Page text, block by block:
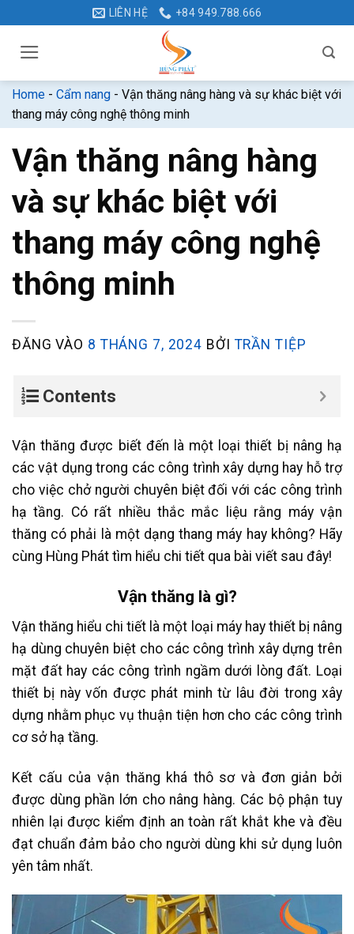
dung
LIÊN HỆ +84 949.788.666
Home - Cẩm nang - Vận thăng nâng hàng và sự khác biệt với
thang máy công nghệ thông minh
Vận thăng nâng hàng
và sự khác biệt với
thang máy công nghệ
thông minh
ĐĂNG VÀO 8 THÁNG 7, 2024 BỞI TRẦN TIỆP
Contents
Vận thăng được biết đến là một loại thiết bị nâng hạ
các vật dụng trong các công trình xây dựng hay hỗ trợ
cho việc chở người chuyên biệt đối với các công trình
hạ tầng. Có rất nhiều thắc mắc liệu rằng máy vận
thăng có phải là một dạng thang máy hay không? Hãy
cùng Hùng Phát tìm hiểu chi tiết qua bài viết sau đây!
Vận thăng là gì?
Vận thăng hiểu chi tiết là một loại máy hay thiết bị nâng
hạ dùng chuyên biệt cho các công trình xây dựng trên
mặt đất hay các công trình ngầm dưới lòng đất. Loại
thiết bị này vốn được phát minh từ lâu đời trong xây
dựng nhằm phục vụ thuận tiện hơn cho các công trình
cơ sở hạ tầng.
Kết cấu của vận thăng khá thô sơ và đơn giản bởi
được dùng phần lớn cho nâng hàng. Các bộ phận tuy
nhiên lại được kiểm định an toàn rất khắt khe và đều
đạt chuẩn đảm bảo cho người dùng khi sử dụng luôn
yên tâm nhất.